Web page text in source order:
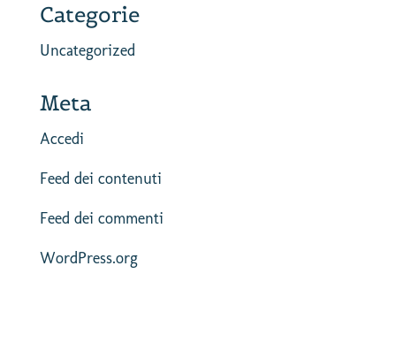
Categorie
Uncategorized
Meta
Accedi
Feed dei contenuti
Feed dei commenti
WordPress.org